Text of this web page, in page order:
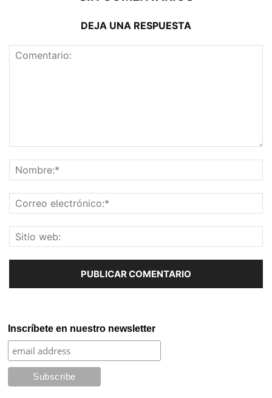
DEJA UNA RESPUESTA
Inscríbete en nuestro newsletter